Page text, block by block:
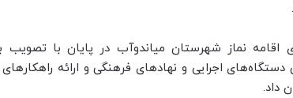
اقامه نماز شهرستان میاندوآب در پایان با تصویب
اجرایی و نهادهای فرهنگی و ارائه
داد.